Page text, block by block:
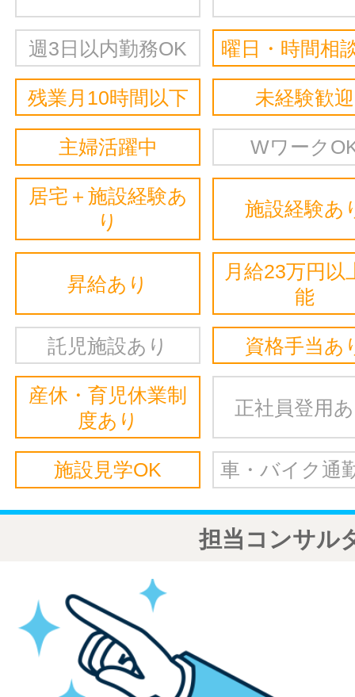
週3日以内勤務OK 曜日・時間相
残業月10時間以下 未経験歓迎
主婦活躍中 Wワーク
居宅＋施設経験あ
り
施設経験あ
昇給あり
月給23万円以
能
託児施設あり 資格手当あ
産休・育児休業制
度あり
正社員登用
施設見学OK 車・バイク通
担当コンサル